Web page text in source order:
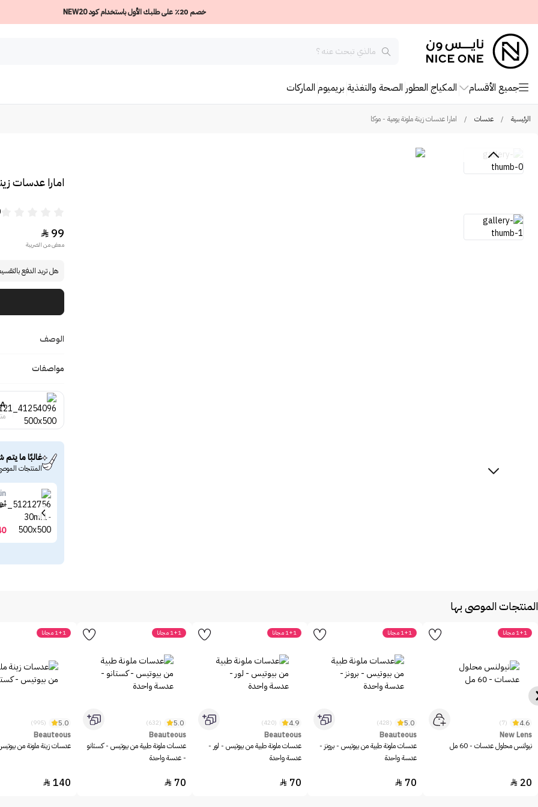
خصم 20٪ على طلبك الأول باستخدام كود NEW20
جميع الأقسام المكياج العطور الصحة والتغذية بريميوم الماركات
الرئيسية / عدسات / امارا عدسات زينة ملونة يومية - موكا
امارا عدسات
99

معفى من الضريبة
هل تريد الدفع
الوصف
مواصفات
غالبًا ما يتم
المنتجات
المنتجات الموصى بها
1+1 مجانا
4.6
(7)
New Lens
نيولنس محلول عدسات - 60 مل
20

1+1 مجانا
5.0
(428)
Beauteous
عدسات ملونة طبية من بيوتيس - برونز -
عدسة واحدة
70

1+1 مجانا
4.9
(420)
Beauteous
عدسات ملونة طبية من بيوتيس - لور -
عدسة واحدة
70

1+1 مجانا
5.0
(632)
Beauteous
عدسات ملونة طبية من بيوتيس - كستانو
- عدسة واحدة
70

1+1 مجانا
5.0
(995)
Beauteous
عدسات زينة ملونة من
140
